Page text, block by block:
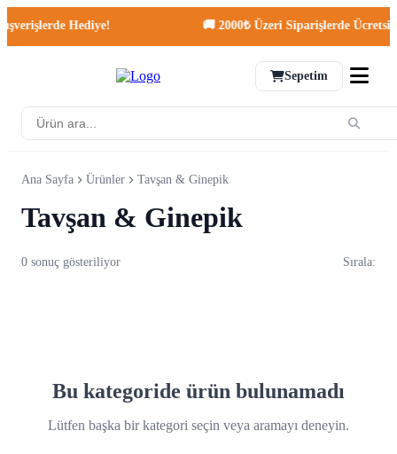
Hediye! 🚚 2000₺ Üzeri Siparişlerde Ücretsiz
Sepetim
Ana Sayfa Ürünler Tavşan & Ginepik
Tavşan & Ginepik
0 sonuç gösteriliyor Sırala:
Bu kategoride ürün bulunamadı
Lütfen başka bir kategori seçin veya aramayı deneyin.